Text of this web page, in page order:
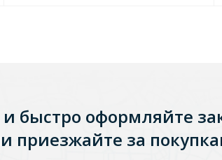
быстро оформляйте
приезжайте за